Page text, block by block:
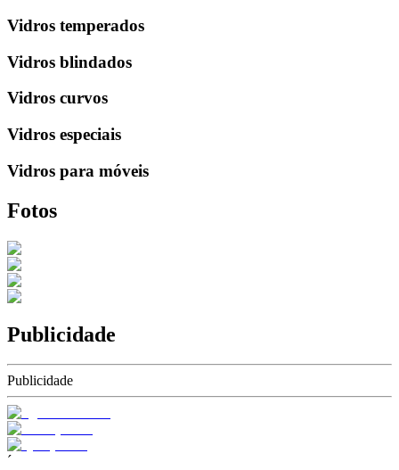
Vidros temperados
Vidros blindados
Vidros curvos
Vidros especiais
Vidros para móveis
Fotos
Publicidade
Publicidade
´